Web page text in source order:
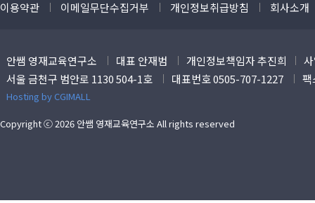
이용약관 이메일무단수집거부 개인정보취급방침 회사소개
안쌤 영재교육연구소 대표 안재범 개인정보책임자 추진희
서울 금천구 범안로 1130 504-1호
대표번호 0505-707-1227
Hosting by CGIMALL
Copyright ⓒ 2026 안쌤 영재교육연구소 All rights reserved